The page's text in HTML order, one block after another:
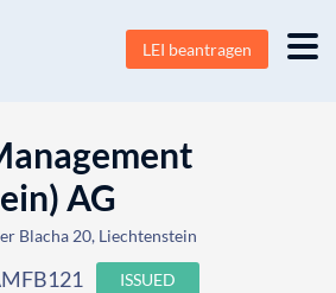
LEI beantragen
AG
Blacha 20, Liechtenstein
ISSUED